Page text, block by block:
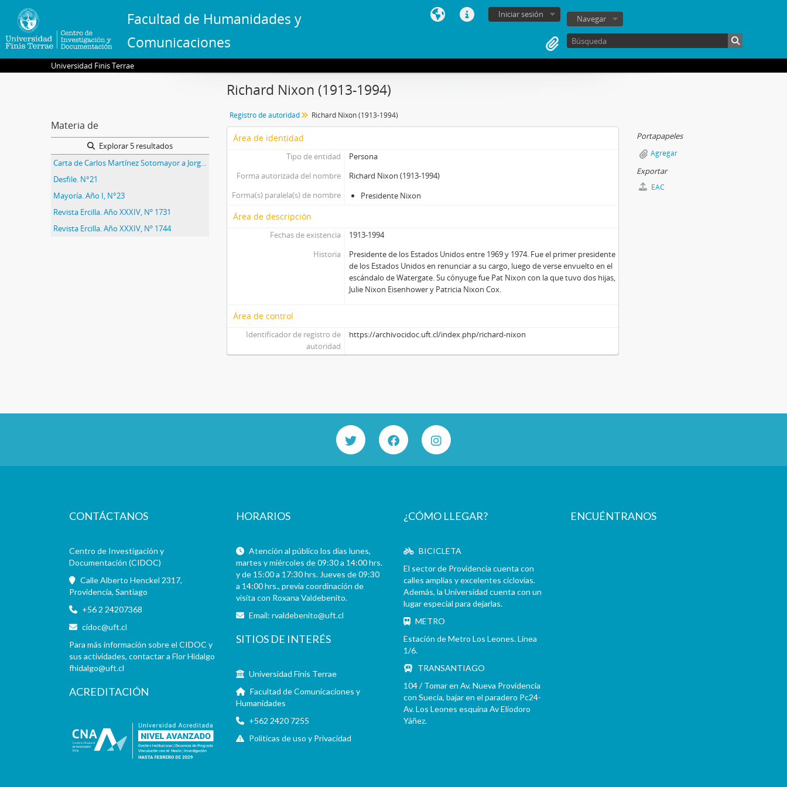
Facultad de Humanidades y
Comunicaciones
Iniciar sesión Navegar
Universidad Finis Terrae
Materia de
Explorar 5 resultados
Carta de Carlos Martínez Sotomayor a Jorge Alessandri
Desfile. N°21
Mayoría. Año I, N°23
Revista Ercilla. Año XXXIV, Nº 1731
Revista Ercilla. Año XXXIV, Nº 1744
Richard Nixon (1913-1994)
Registro de autoridad Richard Nixon (1913-1994)
Área de identidad
Tipo de entidad
Persona
Forma autorizada del nombre
Richard Nixon (1913-1994)
Forma(s) paralela(s) de nombre
Presidente Nixon
Área de descripción
Fechas de existencia
1913-1994
Historia
Presidente de los Estados Unidos entre 1969 y 1974. Fue el primer presidente
de los Estados Unidos en renunciar a su cargo, luego de verse envuelto en el
escándalo de Watergate. Su cónyuge fue Pat Nixon con la que tuvo dos hijas,
Julie Nixon Eisenhower y Patricia Nixon Cox.
Área de control
Identificador de registro de
autoridad
https://archivocidoc.uft.cl/index.php/richard-nixon
Portapapeles
Agregar
Exportar
EAC
CONTÁCTANOS
Centro de Investigación y
Documentación (CIDOC)
Calle Alberto Henckel 2317,
Providencia, Santiago
+56 2 24207368
cidoc@uft.cl
Para más información sobre el CIDOC y
sus actividades, contactar a Flor Hidalgo
fhidalgo@uft.cl
ACREDITACIÓN
HORARIOS
Atención al público los días lunes,
martes y miércoles de 09:30 a 14:00 hrs.
y de 15:00 a 17:30 hrs. Jueves de 09:30
a 14:00 hrs., previa coordinación de
visita con Roxana Valdebenito.
Email:rvaldebenito@uft.cl
SITIOS DE INTERÉS
Universidad Finis Terrae
Facultad de Comunicaciones y
Humanidades
+562 2420 7255
Políticas de uso y Privacidad
¿CÓMO LLEGAR?
BICICLETA
El sector de Providencia cuenta con
calles amplias y excelentes ciclovías.
Además, la Universidad cuenta con un
lugar especial para dejarlas.
METRO
Estación de Metro Los Leones. Línea
1/6.
TRANSANTIAGO
104 / Tomar en Av. Nueva Providencia
con Suecia, bajar en el paradero Pc24-
Av. Los Leones esquina Av Eliodoro
Yáñez.
ENCUÉNTRANOS